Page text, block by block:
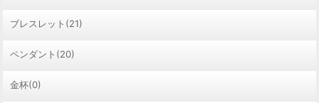
ブレスレット(21)
ペンダント(20)
金杯(0)